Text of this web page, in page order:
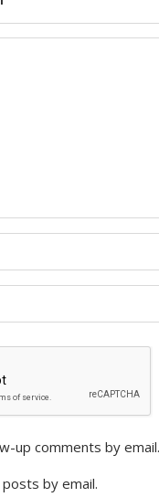
up comments by email.
by email.